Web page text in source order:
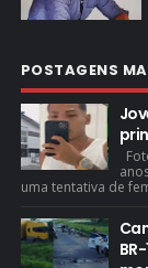
POSTAGENS
uma tentativa de